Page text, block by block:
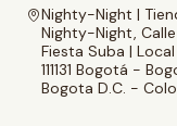
Nighty-Night |
Nighty-Night,
Fiesta Suba |
111131 Bogotá -
Bogota D.C. -